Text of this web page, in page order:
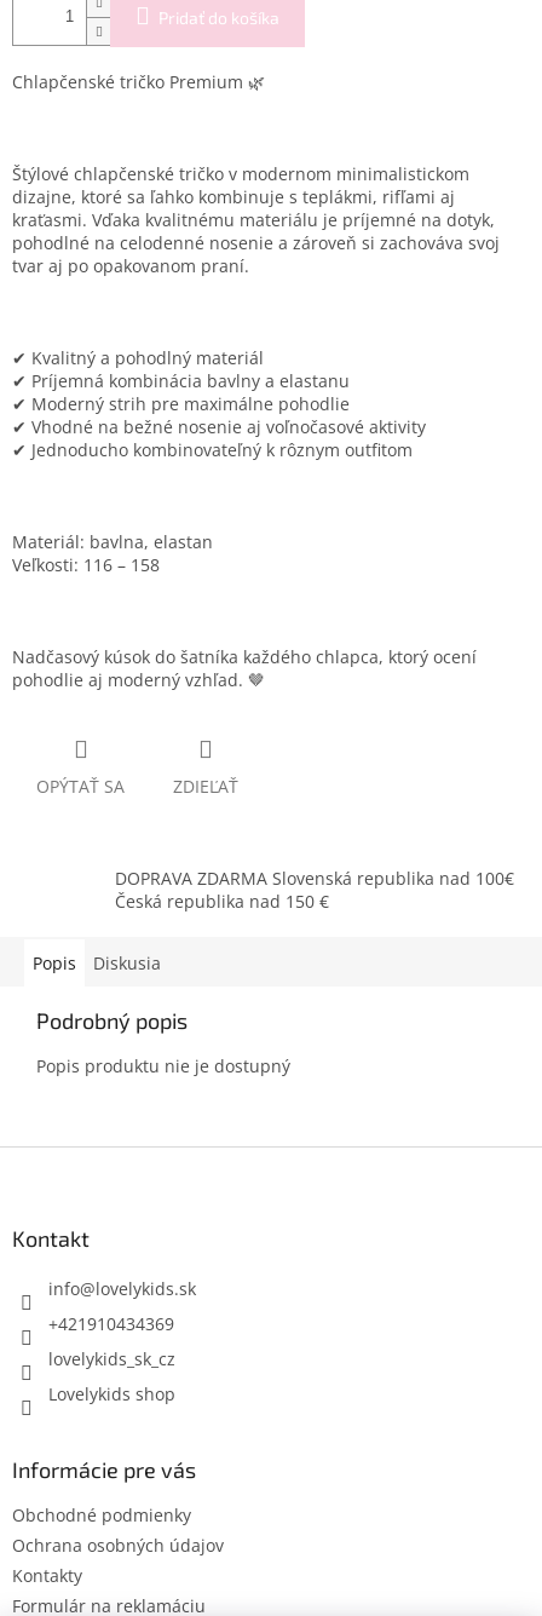
Pridať do košíka
Chlapčenské tričko Premium 🌿
Štýlové chlapčenské tričko v modernom minimalistickom
dizajne, ktoré sa ľahko kombinuje s teplákmi, rifľami aj
kraťasmi. Vďaka kvalitnému materiálu je príjemné na dotyk,
pohodlné na celodenné nosenie a zároveň si zachováva svoj
tvar aj po opakovanom praní.
✔ Kvalitný a pohodlný materiál
✔ Príjemná kombinácia bavlny a elastanu
✔ Moderný strih pre maximálne pohodlie
✔ Vhodné na bežné nosenie aj voľnočasové aktivity
✔ Jednoducho kombinovateľný k rôznym outfitom
Materiál: bavlna, elastan
Veľkosti: 116 – 158
Nadčasový kúsok do šatníka každého chlapca, ktorý ocení
pohodlie aj moderný vzhľad. 🤎
OPÝTAŤ SA ZDIEĽAŤ
DOPRAVA ZDARMA Slovenská republika nad 100€
Česká republika nad 150 €
Popis Diskusia
Podrobný popis
Popis produktu nie je dostupný
Kontakt
info@lovelykids.sk
+421910434369
lovelykids_sk_cz
Lovelykids shop
Informácie pre vás
Obchodné podmienky
Ochrana osobných údajov
Kontakty
Formulár na reklamáciu